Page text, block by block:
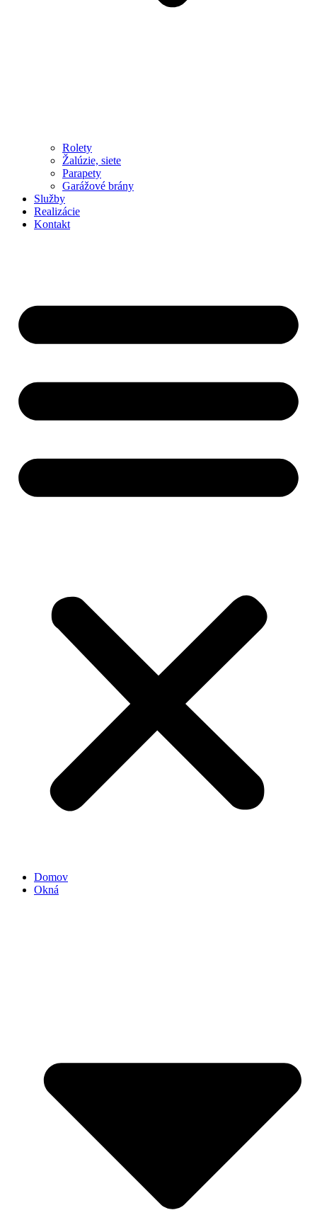
Rolety
Žalúzie, siete
Parapety
Garážové brány
Služby
Realizácie
Kontakt
Domov
Okná